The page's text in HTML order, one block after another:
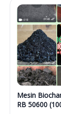
Mesin
RB 50600